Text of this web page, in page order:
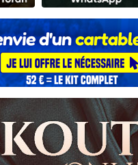
de nous rejoindre sur
de nous rejoindre sur
viennent de faire un don pour
donner son Maasser
viennent de demander une
de nous rejoindre sur
viennent de faire un don pour
places pour étudier en groupe